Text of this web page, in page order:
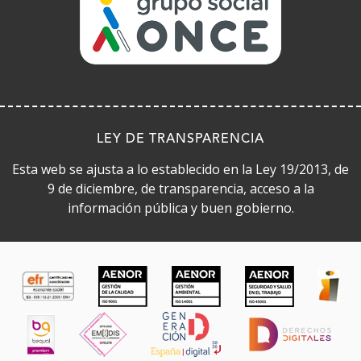
ventana)
LEY DE TRANSPARENCIA
Esta web se ajusta a lo establecido en la Ley 19/2013, de
9 de diciembre, de transparencia, acceso a la
información pública y buen gobierno.
CERTIFICADOS DE CALIDAD
(Abre
en